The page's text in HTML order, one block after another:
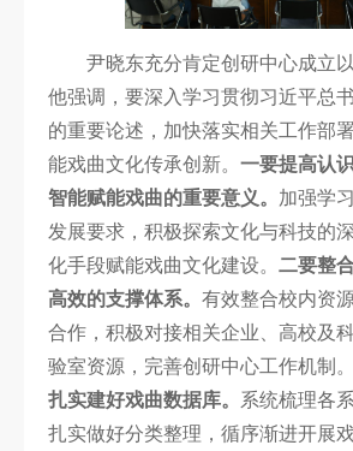
尹晓东充分肯定创研中心成立
他强调，要深入学习贯彻习近平总
的重要论述，加快落实相关工作部
能戏曲文化传承创新。 一要提高认
智能赋能戏曲的重要意义。 加强学
发展要求，积极探索文化与科技的
化手段赋能戏曲文化建设。 二要整
高效的支撑体系。 有效整合校内资
合作，积极对接相关企业、高校及
验室资源，完善创研中心工作机制。
扎实建好戏曲数据库。 系统梳理各
扎实做好分类整理，循序渐进开展